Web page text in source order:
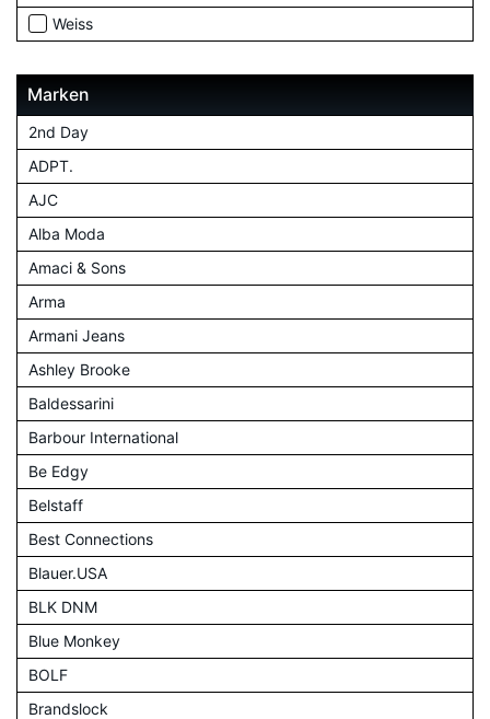
Weiss
Marken
2nd Day
ADPT.
AJC
Alba Moda
Amaci & Sons
Arma
Armani Jeans
Ashley Brooke
Baldessarini
Barbour International
Be Edgy
Belstaff
Best Connections
Blauer.USA
BLK DNM
Blue Monkey
BOLF
Brandslock